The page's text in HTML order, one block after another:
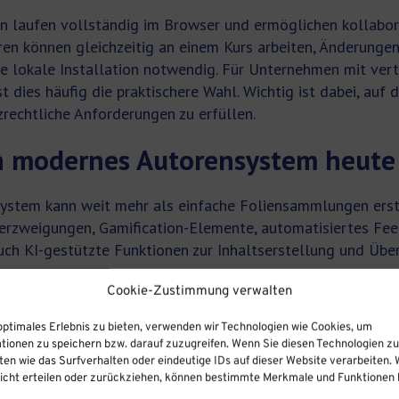
Cookie-Zustimmung verwalten
Erlebnis zu bieten, verwenden wir Technologien wie Cookies, um
zu speichern bzw. darauf zuzugreifen. Wenn Sie diesen Technologien
wie das Surfverhalten oder eindeutige IDs auf dieser Website verarbeiten.
erteilen oder zurückziehen, können bestimmte Merkmale und
laufen vollständig im Browser und ermöglichen
können gleichzeitig an einem Kurs arbeiten,
lokale Installation notwendig. Für Unternehmen mit
dies häufig die praktischere Wahl. Wichtig ist dabei, auf
Anforderungen zu erfüllen.
modernes Autorensystem
kann weit mehr als einfache Foliensammlungen
Gamification-Elemente, automatisiertes
KI-gestützte Funktionen zur Inhaltserstellung und
E-Learning-Software gehören:
Drag-and-Drop-Aufgaben, Quizze, Szenarien mit
Automatische Anpassung der Inhalte an verschiedene